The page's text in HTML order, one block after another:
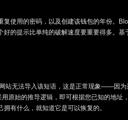
使用的密码，以及创建该钱包的年份。
的提示比单纯的破解速度要重要得多。基
站无法导入该短语，这是正常现象——因
原始的推导逻辑，即可根据您已知的地址
有什么，就知道它是可以恢复的。